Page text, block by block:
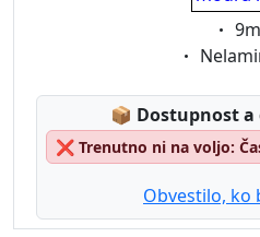
📦 Lagerstatus:
Dostupnost
❌ Trenutno ni na voljo:
Obvestilo, ko